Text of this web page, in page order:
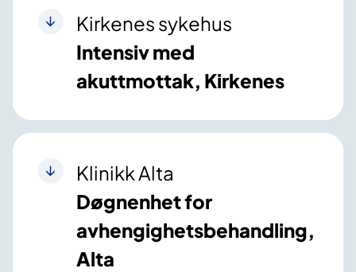
Kirkenes sykehus
Intensiv med
akuttmottak, Kirkenes
Klinikk Alta
Døgnenhet for
avhengighetsbehandling,
Alta